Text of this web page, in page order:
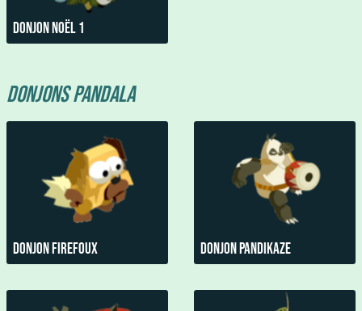
Donjon noël 1
Donjons Pandala
Donjon Firefoux Donjon Pandikaze